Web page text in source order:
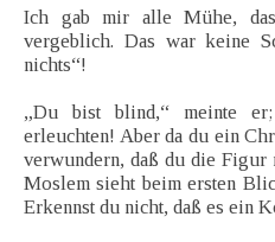
Ich gab mir alle Mühe,
vergeblich. Das war keine
nichts“!
„Du bist blind,“ meinte
erleuchten! Aber da du ein
verwundern, daß du die
Moslem sieht beim ersten
Erkennst du nicht, daß es ein